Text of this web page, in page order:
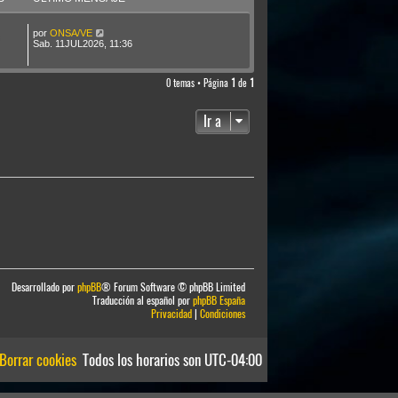
por ONSA/VE
Sab. 11JUL2026, 11:36
0 temas • Página 1 de 1
Ir a
Desarrollado porphpBB® Forum Software © phpBB Limited
Traducción al español porphpBB España
Privacidad| Condiciones
Todos los horarios son UTC-04:00
Borrar cookies